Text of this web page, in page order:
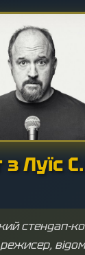
з Луїс
стендап-